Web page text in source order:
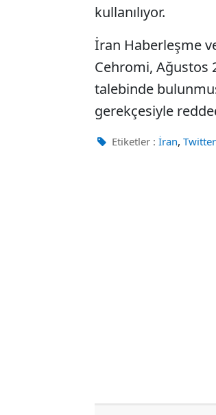
kullanılıyor.
İran Haberleşme
Cehromi, Ağustos
talebinde
gerekçesiyle
Etiketler : İran, Twitter